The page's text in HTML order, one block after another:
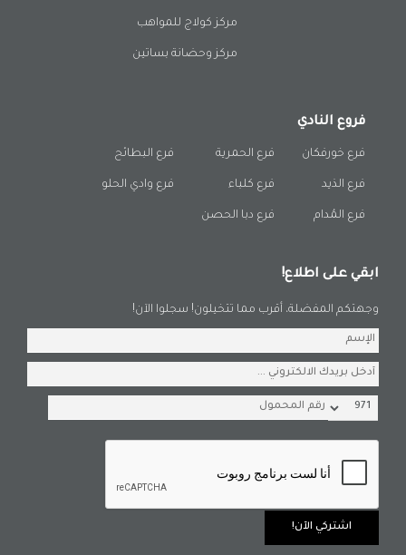
مركز كولاج للمواهب
مركز وحضانة بساتين
فروع النادي
فرع خورفكان
فرع الذيد
فرع المُدام
فرع الحمرية
فرع كلباء
فرع دبا الحصن
فرع البطائح
فرع وادي الحلو
ابقي على اطلاع!
وجهتكم المفضلة، أقرب مما تتخيلون! سجلوا الآن!